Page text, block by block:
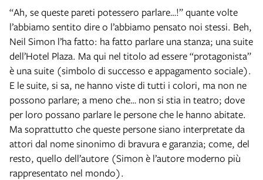
“Ah, se queste pareti potessero parlare…!” quante volte
l’abbiamo sentito dire o l’abbiamo pensato noi stessi. Beh,
Neil Simon l’ha fatto: ha fatto parlare una stanza; una suite
dell’Hotel Plaza. Ma qui nel titolo ad essere “protagonista”
è una suite (simbolo di successo e appagamento sociale).
E le suite, si sa, ne hanno viste di tutti i colori, ma non ne
possono parlare; a meno che… non si stia in teatro; dove
per loro possano parlare le persone che le hanno abitate.
Ma soprattutto che queste persone siano interpretate da
attori dal nome sinonimo di bravura e garanzia; come, del
resto, quello dell’autore (Simon è l’autore moderno più
rappresentato nel mondo).